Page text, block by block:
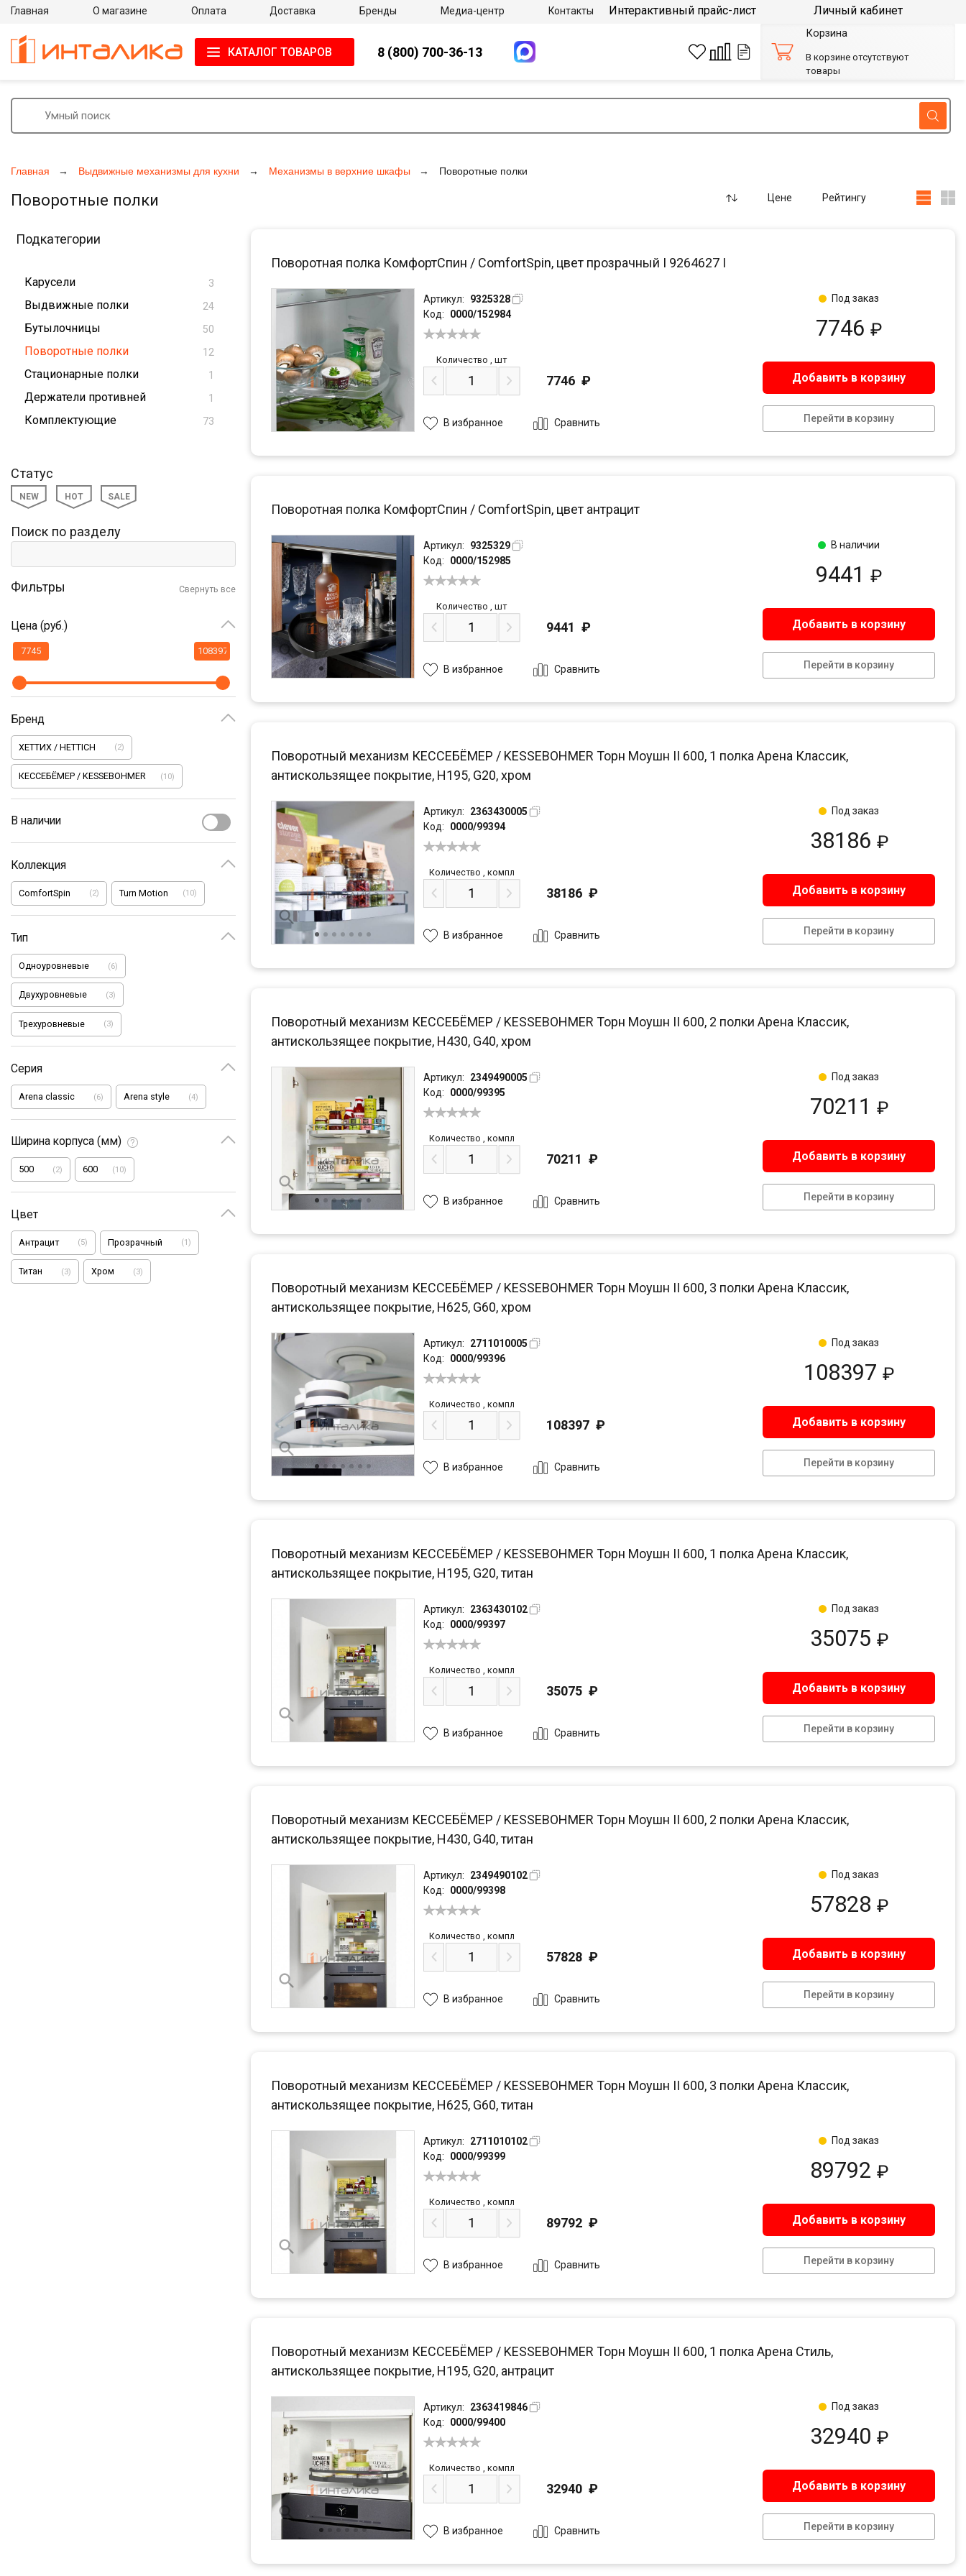
Главная Выдвижные механизмы для кухни Механизмы в верхние шкафы Поворотные полки
Поворотные полки Цене Рейтингу
Подкатегории
Карусели 3
Выдвижные полки 24
Бутылочницы 50
Поворотные полки 12
Стационарные полки 1
Держатели противней 1
Комплектующие 73
Статус
NEW HOT SALE
Поиск по разделу
Фильтры Свернуть все
Цена (руб.)
Бренд
ХЕТТИХ / HETTICH (2)
КЕССЕБЁМЕР / KESSEBOHMER (10)
В наличии
Коллекция
ComfortSpin (2) Turn Motion (10)
Тип
Одноуровневые (6)
Двухуровневые (3)
Трехуровневые (3)
Серия
Arena classic (6) Arena style (4)
Ширина корпуса (мм)
500 (2) 600 (10)
Цвет
Антрацит (5) Прозрачный (1)
Титан (3) Хром (3)
Поворотная полка КомфортСпин / ComfortSpin, цвет прозрачный I 9264627 I
Артикул:
9325328
Код:
0000/152984
7746 ₽
Количество ,шт
7746 ₽ Добавить в корзину
Перейти в корзину
В избранное Сравнить
Под заказ
Поворотная полка КомфортСпин / ComfortSpin, цвет антрацит
Артикул:
9325329
Код:
0000/152985
9441 ₽
Количество ,шт
9441 ₽ Добавить в корзину
Перейти в корзину
В избранное Сравнить
В наличии
Поворотный механизм КЕССЕБЁМЕР / KESSEBOHMER Торн Моушн II 600, 1 полка Арена Классик,
антискользящее покрытие, H195, G20, хром
Артикул:
2363430005
Код:
0000/99394
38186 ₽
Количество компл
38186 ₽ Добавить в корзину
Перейти в корзину
В избранное Сравнить
Под заказ
Поворотный механизм КЕССЕБЁМЕР / KESSEBOHMER Торн Моушн II 600, 2 полки Арена Классик,
антискользящее покрытие, H430, G40, хром
Артикул:
2349490005
Код:
0000/99395
70211 ₽
Количество компл
70211 ₽ Добавить в корзину
Перейти в корзину
В избранное Сравнить
Под заказ
Поворотный механизм КЕССЕБЁМЕР / KESSEBOHMER Торн Моушн II 600, 3 полки Арена Классик,
антискользящее покрытие, H625, G60, хром
Артикул:
2711010005
Код:
0000/99396
108397 ₽
Количество компл
108397 ₽ Добавить в корзину
Перейти в корзину
В избранное Сравнить
Под заказ
Поворотный механизм КЕССЕБЁМЕР / KESSEBOHMER Торн Моушн II 600, 1 полка Арена Классик,
антискользящее покрытие, H195, G20, титан
Артикул:
2363430102
Код:
0000/99397
35075 ₽
Количество компл
35075 ₽ Добавить в корзину
Перейти в корзину
В избранное Сравнить
Под заказ
Поворотный механизм КЕССЕБЁМЕР / KESSEBOHMER Торн Моушн II 600, 2 полки Арена Классик,
антискользящее покрытие, H430, G40, титан
Артикул:
2349490102
Код:
0000/99398
57828 ₽
Количество компл
57828 ₽ Добавить в корзину
Перейти в корзину
В избранное Сравнить
Под заказ
Поворотный механизм КЕССЕБЁМЕР / KESSEBOHMER Торн Моушн II 600, 3 полки Арена Классик,
антискользящее покрытие, H625, G60, титан
Артикул:
2711010102
Код:
0000/99399
89792 ₽
Количество компл
89792 ₽ Добавить в корзину
Перейти в корзину
В избранное Сравнить
Под заказ
Поворотный механизм КЕССЕБЁМЕР / KESSEBOHMER Торн Моушн II 600, 1 полка Арена Стиль,
антискользящее покрытие, H195, G20, антрацит
Артикул:
2363419846
Код:
0000/99400
32940 ₽
Количество компл
32940 ₽ Добавить в корзину
Перейти в корзину
В избранное Сравнить
Под заказ
Главная О магазине Оплата Доставка Бренды Медиа-центр Контакты Интерактивный прайс-лист Личный кабинет
КАТАЛОГ ТОВАРОВ 8 (800) 700-36-13
Корзина
В корзине отсутствуют
товары